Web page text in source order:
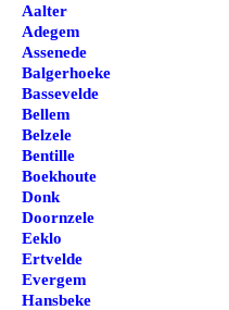
Aalter
Adegem
Assenede
Balgerhoeke
Bassevelde
Bellem
Belzele
Bentille
Boekhoute
Donk
Doornzele
Eeklo
Ertvelde
Evergem
Hansbeke